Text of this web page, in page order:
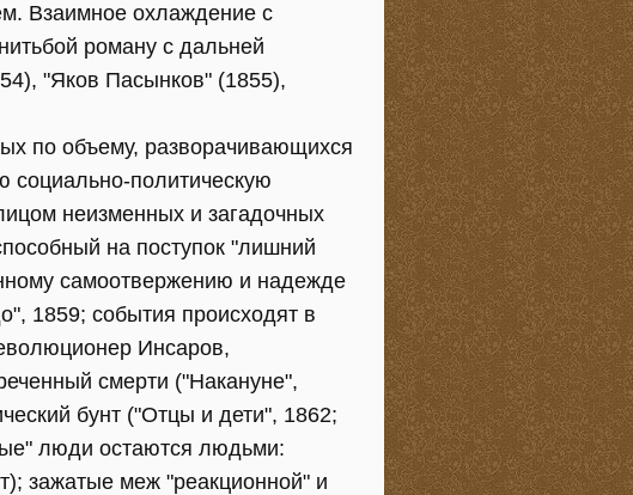
Взаимное охлаждение с
роману с дальней
"Яков Пасынков" (1855),
по объему, разворачивающихся
социально-политическую
неизменных и загадочных
на поступок "лишний
самоотвержению и надежде
1859; события происходят в
Инсаров,
смерти ("Накануне",
бунт ("Отцы и дети", 1862;
люди остаются людьми:
зажатые меж "реакционной" и